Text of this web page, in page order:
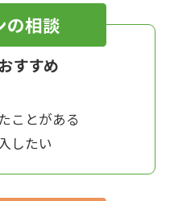
の相談
すすめ
ことがある
したい